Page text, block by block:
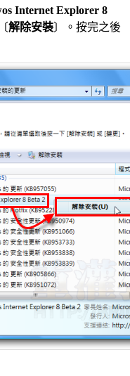
Internet Explorer 8
解除安裝〕。按完之後